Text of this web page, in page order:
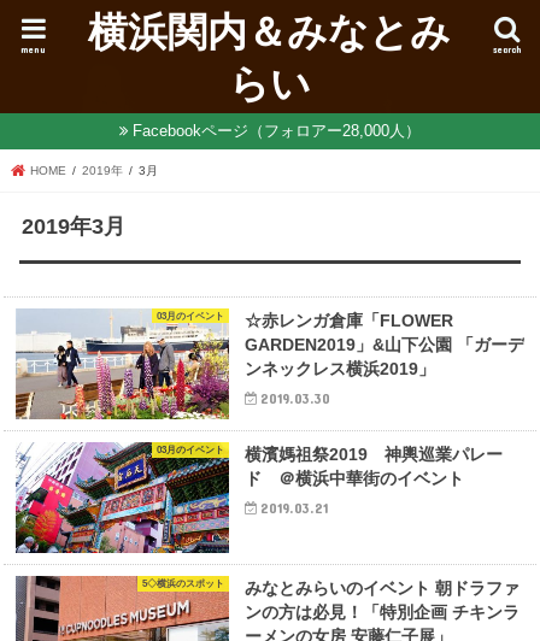
横浜関内＆みなとみ
らい
search
menu
Facebookページ（フォロアー28,000人）
HOME 2019年 3月
2019年3月
03月のイベント
☆赤レンガ倉庫「FLOWER
GARDEN2019」&山下公園 「ガーデ
ンネックレス横浜2019」
2019.03.30
03月のイベント
横濱媽祖祭2019 神輿巡業パレー
ド ＠横浜中華街のイベント
2019.03.21
5◇横浜のスポット
みなとみらいのイベント 朝ドラファ
ンの方は必見！「特別企画 チキンラ
ーメンの女房 安藤仁子展」